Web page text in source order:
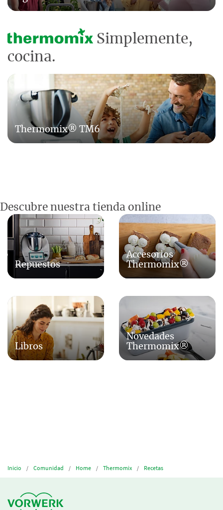
Simplemente,
cocina.
Thermomix® TM6
Descubre nuestra tienda online
Repuestos
Accesorios
Thermomix®
Libros
Novedades
Thermomix®
Inicio Comunidad Home Thermomix Recetas